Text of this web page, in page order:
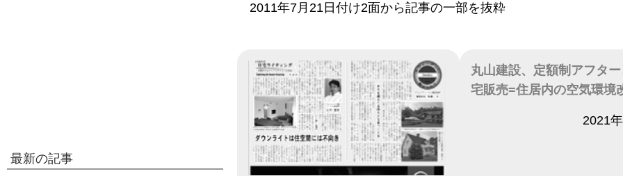
2011年7月21日付け2面から記事の一部を抜粋
丸山建設、定額制アフタ
宅販売=住居内の空気環境
2021
最新の記事